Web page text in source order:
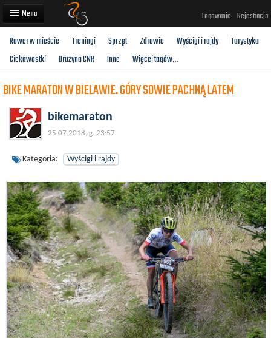
Logowanie Rejestracja
Artykuły
Użytkownicy
Rower w mieście Treningi Sprzęt Zdrowie Wyścigi i rajdy
Turystyka
Ciekawostki
Drużyna CNR Inne Więcej tagów...
BIKE MARATON W BIELAWIE. GÓRY SOWIE PACHNĄ LATEM
bikemaraton
25.07.2018, g. 23:57
Kategoria: Wyścigi i rajdy